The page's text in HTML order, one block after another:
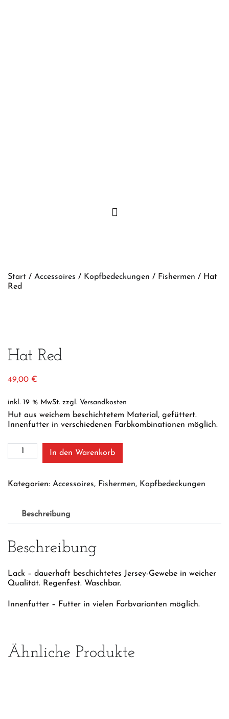
Start / Accessoires / Kopfbedeckungen / Fishermen / Hat
Red
Hat Red
49,00 €
inkl. 19 % MwSt. zzgl. Versandkosten
Hut aus weichem beschichtetem Material, gefüttert.
Innenfutter in verschiedenen Farbkombinationen möglich.
Red
In den Warenkorb
Kategorien: Accessoires, Fishermen, Kopfbedeckungen
Beschreibung
Beschreibung
Lack – dauerhaft beschichtetes Jersey-Gewebe in weicher
Qualität. Regenfest. Waschbar.
Innenfutter – Futter in vielen Farbvarianten möglich.
Ähnliche Produkte